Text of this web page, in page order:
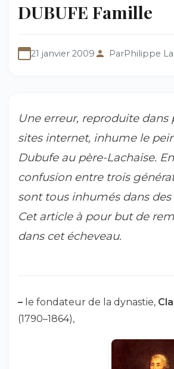
DUBUFE Famille
21 janvier 2009 ParPhilippe
Une erreur, reproduite dans
sites internet, inhume le
Dubufe au père-Lachaise.
confusion entre trois
sont tous inhumés dans
Cet article à pour but de
dans cet écheveau.
– le fondateur de la dynastie,
(1790–1864),